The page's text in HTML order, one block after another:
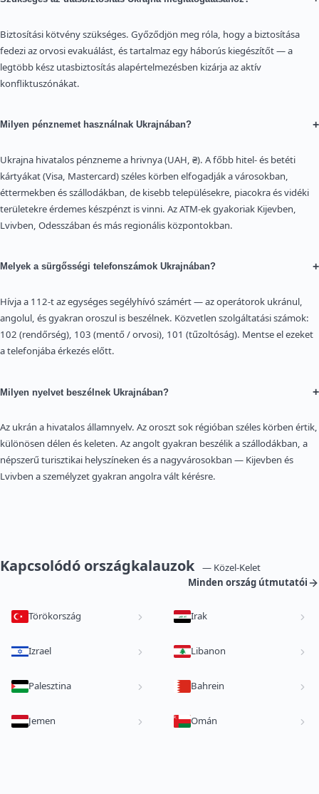
Biztosítási kötvény szükséges. Győződjön meg róla, hogy a biztosítása
fedezi az orvosi evakuálást, és tartalmaz egy háborús kiegészítőt — a
legtöbb kész utasbiztosítás alapértelmezésben kizárja az aktív
konfliktuszónákat.
Milyen pénznemet használnak Ukrajnában? +
Ukrajna hivatalos pénzneme a hrivnya (UAH, ₴). A főbb hitel- és betéti
kártyákat (Visa, Mastercard) széles körben elfogadják a városokban,
éttermekben és szállodákban, de kisebb településekre, piacokra és vidéki
területekre érdemes készpénzt is vinni. Az ATM-ek gyakoriak Kijevben,
Lvivben, Odesszában és más regionális központokban.
Melyek a sürgősségi telefonszámok Ukrajnában? +
Hívja a 112-t az egységes segélyhívó számért — az operátorok ukránul,
angolul, és gyakran oroszul is beszélnek. Közvetlen szolgáltatási számok:
102 (rendőrség), 103 (mentő / orvosi), 101 (tűzoltóság). Mentse el ezeket
a telefonjába érkezés előtt.
Milyen nyelvet beszélnek Ukrajnában? +
Az ukrán a hivatalos államnyelv. Az oroszt sok régióban széles körben értik,
különösen délen és keleten. Az angolt gyakran beszélik a szállodákban, a
népszerű turisztikai helyszíneken és a nagyvárosokban — Kijevben és
Lvivben a személyzet gyakran angolra vált kérésre.
Kapcsolódó országkalauzok
— Közel-Kelet
Minden ország útmutatói
Törökország Irak
Izrael Libanon
Palesztina Bahrein
Jemen Omán